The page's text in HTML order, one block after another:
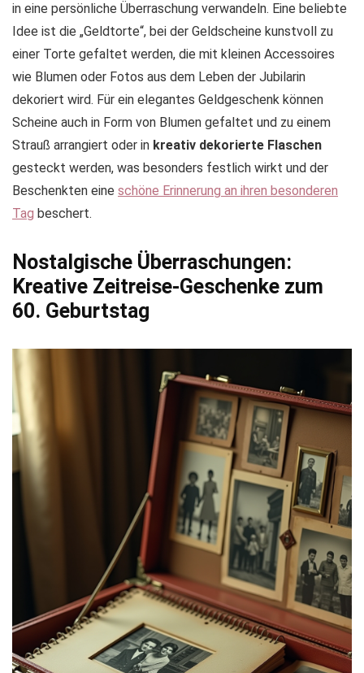
in eine persönliche Überraschung verwandeln. Eine beliebte
Idee ist die „Geldtorte“, bei der Geldscheine kunstvoll zu
einer Torte gefaltet werden, die mit kleinen Accessoires
wie Blumen oder Fotos aus dem Leben der Jubilarin
dekoriert wird. Für ein elegantes Geldgeschenk können
Scheine auch in Form von Blumen gefaltet und zu einem
Strauß arrangiert oder in kreativ dekorierte Flaschen
gesteckt werden, was besonders festlich wirkt und der
Beschenkten eine schöne Erinnerung an ihren besonderen
Tag beschert.
Nostalgische Überraschungen:
Kreative Zeitreise-Geschenke zum
60. Geburtstag